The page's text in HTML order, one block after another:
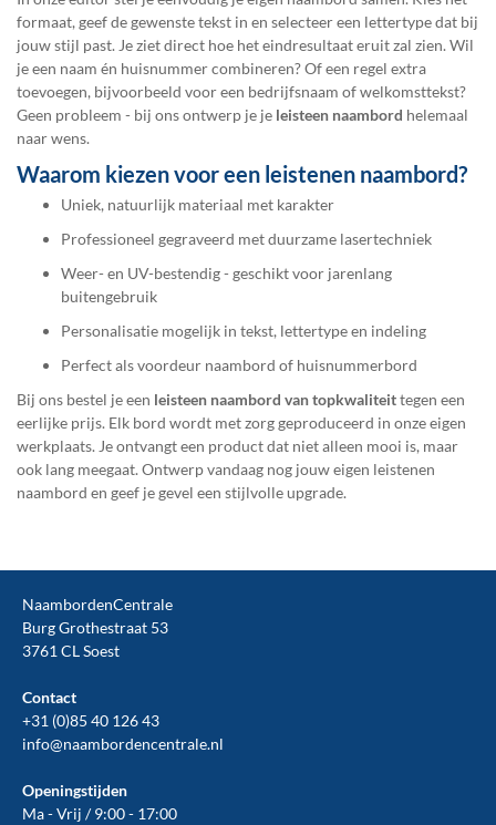
formaat, geef de gewenste tekst in en selecteer een lettertype dat bij
jouw stijl past. Je ziet direct hoe het eindresultaat eruit zal zien. Wil
je een naam én huisnummer combineren? Of een regel extra
toevoegen, bijvoorbeeld voor een bedrijfsnaam of welkomsttekst?
Geen probleem - bij ons ontwerp je je leisteen naambord helemaal
naar wens.
Waarom kiezen voor een leistenen naambord?
Uniek, natuurlijk materiaal met karakter
Professioneel gegraveerd met duurzame lasertechniek
Weer- en UV-bestendig - geschikt voor jarenlang
buitengebruik
Personalisatie mogelijk in tekst, lettertype en indeling
Perfect als voordeur naambord of huisnummerbord
Bij ons bestel je een leisteen naambord van topkwaliteittegen een
eerlijke prijs. Elk bord wordt met zorg geproduceerd in onze eigen
werkplaats. Je ontvangt een product dat niet alleen mooi is, maar
ook lang meegaat. Ontwerp vandaag nog jouw eigen leistenen
naambord en geef je gevel een stijlvolle upgrade.
NaambordenCentrale
Burg Grothestraat 53
3761 CL Soest
Contact
+31 (0)85 40 126 43
info@naambordencentrale.nl
Openingstijden
Ma - Vrij / 9:00 - 17:00